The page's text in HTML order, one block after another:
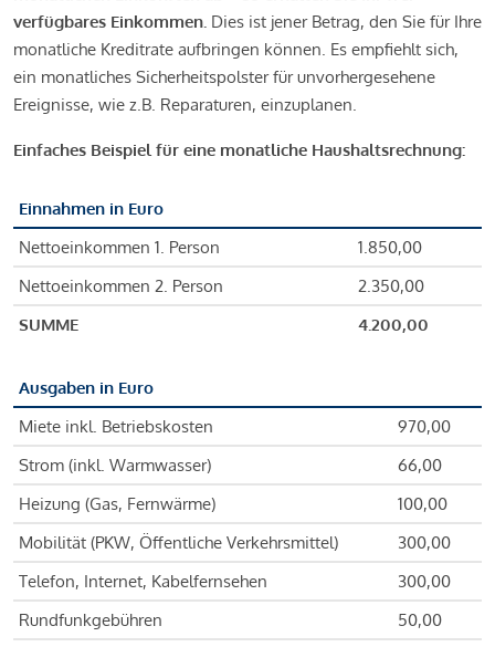
verfügbares Einkommen. Dies ist jener Betrag, den Sie für Ihre
monatliche Kreditrate aufbringen können. Es empfiehlt sich,
ein monatliches Sicherheitspolster für unvorhergesehene
Ereignisse, wie z.B. Reparaturen, einzuplanen.
Einfaches Beispiel für eine monatliche Haushaltsrechnung:
Einnahmen in Euro
Nettoeinkommen 1. Person
1.850,00
Nettoeinkommen 2. Person
2.350,00
SUMME
4.200,00
Ausgaben in Euro
Miete inkl. Betriebskosten
970,00
Strom (inkl. Warmwasser)
66,00
Heizung (Gas, Fernwärme)
100,00
Mobilität (PKW, Öffentliche Verkehrsmittel)
300,00
Telefon, Internet, Kabelfernsehen
300,00
Rundfunkgebühren
50,00